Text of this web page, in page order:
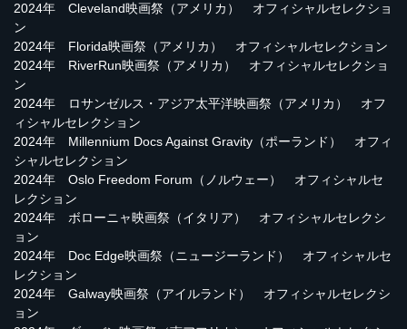
2024年 Cleveland映画祭（アメリカ） オフィシャルセレクショ
ン
2024年 Florida映画祭（アメリカ） オフィシャルセレクション
2024年 RiverRun映画祭（アメリカ） オフィシャルセレクショ
ン
2024年 ロサンゼルス・アジア太平洋映画祭（アメリカ） オフ
ィシャルセレクション
2024年 Millennium Docs Against Gravity（ポーランド） オフィ
シャルセレクション
2024年 Oslo Freedom Forum（ノルウェー） オフィシャルセ
レクション
2024年 ボローニャ映画祭（イタリア） オフィシャルセレクシ
ョン
2024年 Doc Edge映画祭（ニュージーランド） オフィシャルセ
レクション
2024年 Galway映画祭（アイルランド） オフィシャルセレクシ
ョン